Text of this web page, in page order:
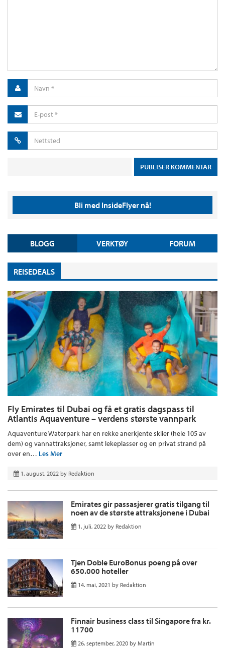
Bli med InsideFlyer nå!
BLOGG VERKTØY FORUM
REISEDEALS
Fly Emirates til Dubai og få et gratis dagspass til
Atlantis Aquaventure – verdens største vannpark
Aquaventure Waterpark har en rekke anerkjente sklier (hele 105 av
dem) og vannattraksjoner, samt lekeplasser og en privat strand på
over en… Les Mer
1. august, 2022 by Redaktion
Emirates gir passasjerer gratis tilgang til
noen av de største attraksjonene i Dubai
1. juli, 2022 by Redaktion
Tjen Doble EuroBonus poeng på over
650.000 hoteller
14. mai, 2021 by Redaktion
Finnair business class til Singapore fra kr.
11700
26. september, 2020 by Martin